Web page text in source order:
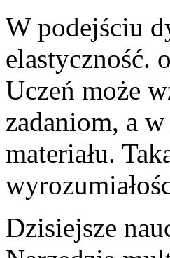
W podejściu
elastyczność.
Uczeń może
zadaniom, a
materiału.
Dzisiejsze